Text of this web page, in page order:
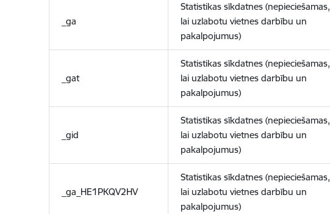
_ga
Statistikas sīkdatnes (nepieciešamas,
lai uzlabotu vietnes darbību un
pakalpojumus)
_gat
Statistikas sīkdatnes (nepieciešamas,
lai uzlabotu vietnes darbību un
pakalpojumus)
_gid
Statistikas sīkdatnes (nepieciešamas,
lai uzlabotu vietnes darbību un
pakalpojumus)
_ga_HE1PKQV2HV
Statistikas sīkdatnes (nepieciešamas,
lai uzlabotu vietnes darbību un
pakalpojumus)